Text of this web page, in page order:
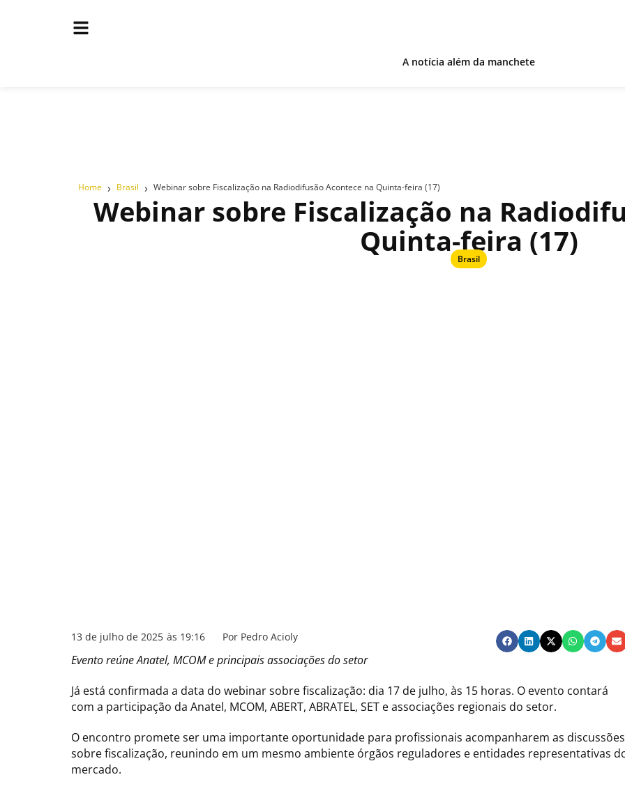
A notícia além da manchete
Home › Brasil › Webinar sobre Fiscalização na Radiodifusão Acontece na Quinta-feira (17)
Webinar sobre Fiscalização na
Quinta-feira (17)
Brasil
13 de julho de 2025 às 19:16 Por Pedro Acioly
Evento reúne Anatel, MCOM e principais associações do setor
Já está confirmada a data do webinar sobre fiscalização: dia 17 de julho, às 15 horas. O evento contará
com a participação da Anatel, MCOM, ABERT, ABRATEL, SET e associações regionais do setor.
O encontro promete ser uma importante oportunidade para profissionais acompanharem as discussões
sobre fiscalização, reunindo em um mesmo ambiente órgãos reguladores e entidades representativas
mercado.